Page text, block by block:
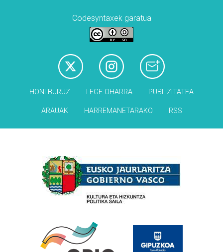
Codesyntaxek garatua
HONI BURUZ LEGE OHARRA PUBLIZITATEA
ARAUAK HARREMANETARAKO RSS